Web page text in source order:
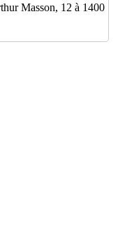
Masson, 12 à 1400